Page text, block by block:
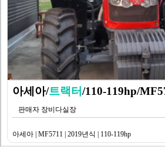
아세아/트랙터/110-119hp/
판매자 장비다실장
아세아 | MF5711 | 2019년식 | 110-119hp